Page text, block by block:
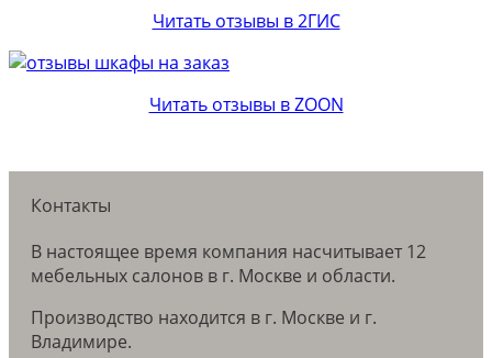
Читать отзывы в 2ГИС
Читать отзывы в ZOON
Контакты
В настоящее время компания насчитывает 12
мебельных салонов в г. Москве и области.
Производство находится в г. Москве и г.
Владимире.